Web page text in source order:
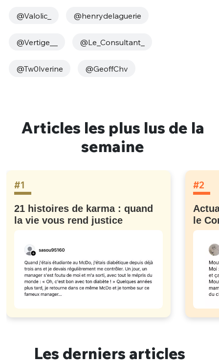
@Valolic_ @henrydelaguerie
@Vertige__ @Le_Consultant_
@Tw0lverine @GeoffChv
Articles les plus lus de la
semaine
#1
21 histoires de karma : quand
la vie vous rend justice
#2
le
Les derniers articles